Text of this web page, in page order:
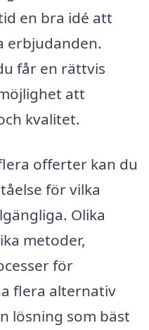
en bra idé att
erbjudanden.
får en rättvis
att
kvalitet.
offerter kan du
för vilka
Olika
metoder,
för
flera alternativ
lösning som bäst